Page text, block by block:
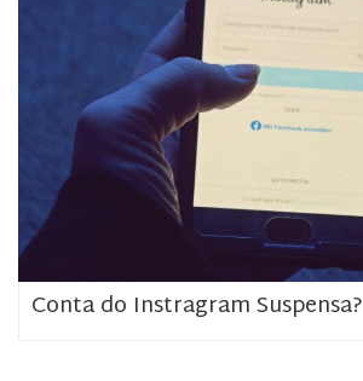
Conta do Instragram Suspensa?